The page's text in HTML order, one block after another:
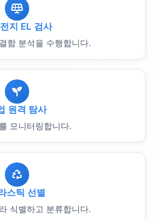
지 EL 검사
함 분석을 수행합니다.
원격 탐사
모니터링합니다.
스틱 선별
식별하고 분류합니다.